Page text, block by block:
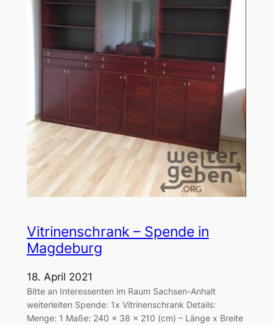
Vitrinenschrank – Spende in
Magdeburg
18. April 2021
Bitte an Interessenten im Raum Sachsen-Anhalt
weiterleiten Spende: 1x Vitrinenschrank Details:
Menge: 1 Maße: 240 x 38 x 210 (cm) – Länge x Breite